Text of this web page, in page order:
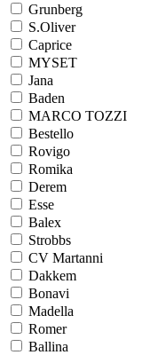
Grunberg
S.Oliver
Caprice
MYSET
Jana
Baden
MARCO TOZZI
Bestello
Rovigo
Romika
Derem
Esse
Balex
Strobbs
CV Martanni
Dakkem
Bonavi
Madella
Romer
Ballina